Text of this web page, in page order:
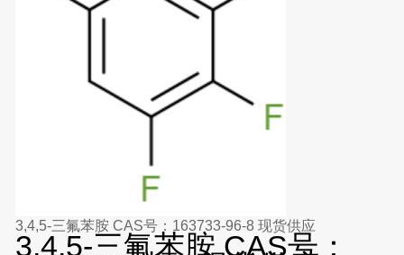
3,4,5-三氟苯胺 CAS号：163733-96-8 现货供应
3,4,5-三氟苯胺 CAS号：